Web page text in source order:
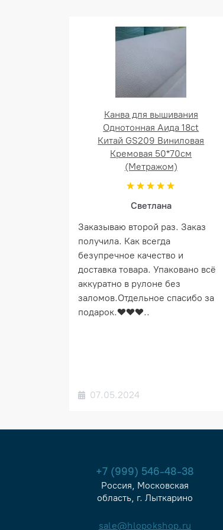
Канва для вышивания
Однотонная Аида 18ct
Китай GS209 Виниловая
Кремовая 50*70см
(Метражом)
Светлана
Заказываю второй раз. Заказ
получила. Как всегда
безупречное качество и
доставка товара. Упаковано всё
аккуратно в рулоне без
заломов.Отдельное спасибо за
подарок.❤️❤️❤️..
07.05.2024
+7 (999) 546-48-38
Россия, Московская
область, г. Лыткарино
sale@hlopokshop.ru